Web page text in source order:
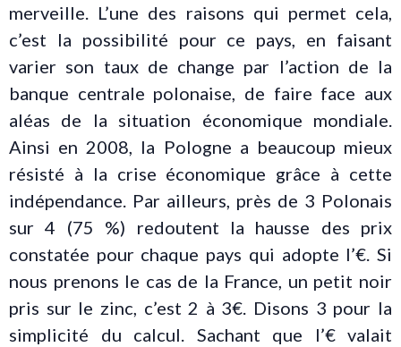
merveille. L’une des raisons qui permet cela,
c’est la possibilité pour ce pays, en faisant
varier son taux de change par l’action de la
banque centrale polonaise, de faire face aux
aléas de la situation économique mondiale.
Ainsi en 2008, la Pologne a beaucoup mieux
résisté à la crise économique grâce à cette
indépendance. Par ailleurs, près de 3 Polonais
sur 4 (75 %) redoutent la hausse des prix
constatée pour chaque pays qui adopte l’€. Si
nous prenons le cas de la France, un petit noir
pris sur le zinc, c’est 2 à 3€. Disons 3 pour la
simplicité du calcul. Sachant que l’€ valait